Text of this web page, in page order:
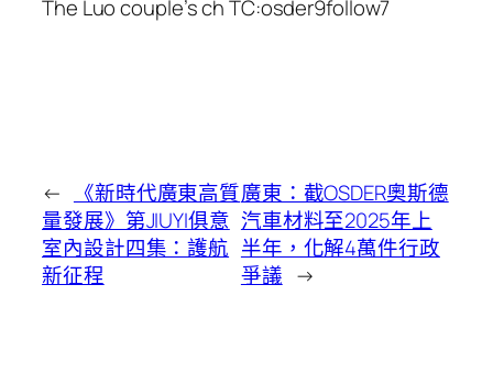
The Luo couple’s ch TC:osder9follow7
←
《新時代廣東高質
量發展》第JIUYI俱意
室內設計四集：護航
新征程
廣東：截OSDER奧斯德
汽車材料至2025年上
半年，化解4萬件行政
爭議 →